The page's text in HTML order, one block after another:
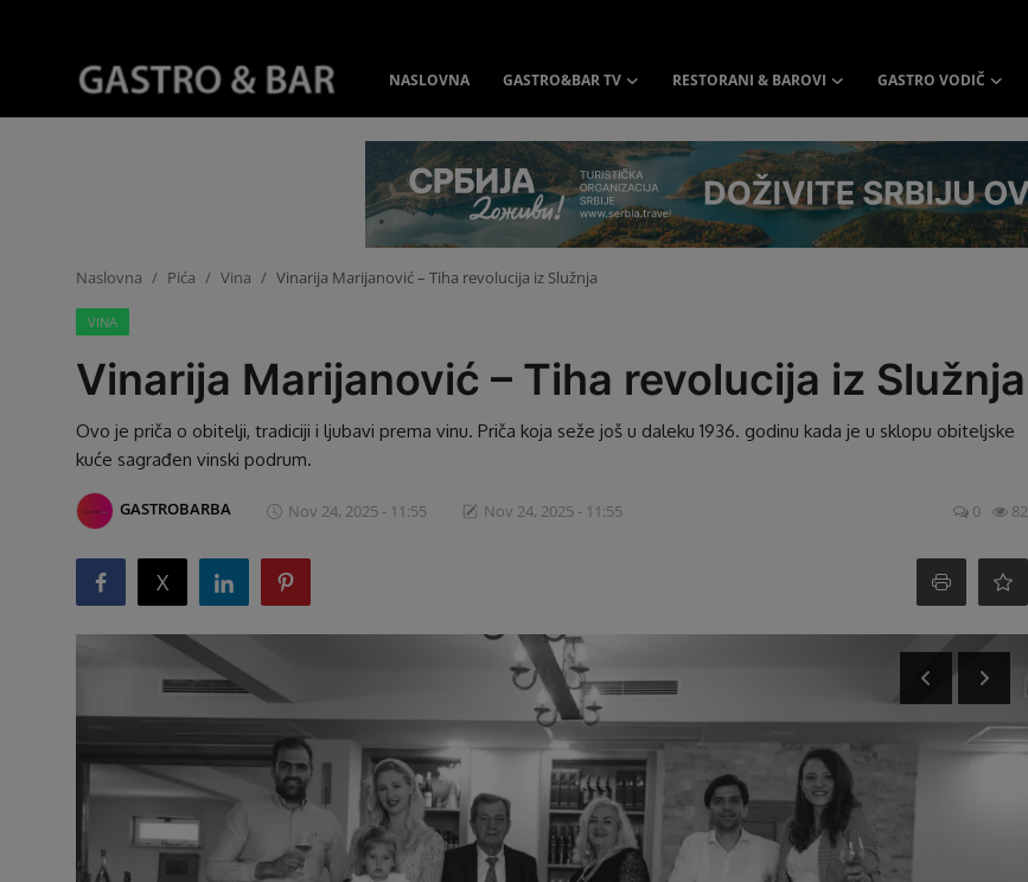
NASLOVNA GASTRO&BAR TV RESTORANI & BAROVI GASTRO VODIČ
Gastro&Bar TV
Restorani & Barovi
Gastro vodič
G&B Oglasi
Naslovna Pića Vina Vinarija Marijanović – Tiha revolucija iz Služnja
VINA
Vinarija Marijanović – Tiha revolucija iz Služnja
Ovo je priča o obitelji, tradiciji i ljubavi prema vinu. Priča koja seže još u daleku 1936. godinu kada je u sklopu obiteljske
kuće sagrađen vinski podrum.
GASTROBARBA Nov 24, 2025 - 11:55 Nov 24, 2025 - 11:55 0 82
X